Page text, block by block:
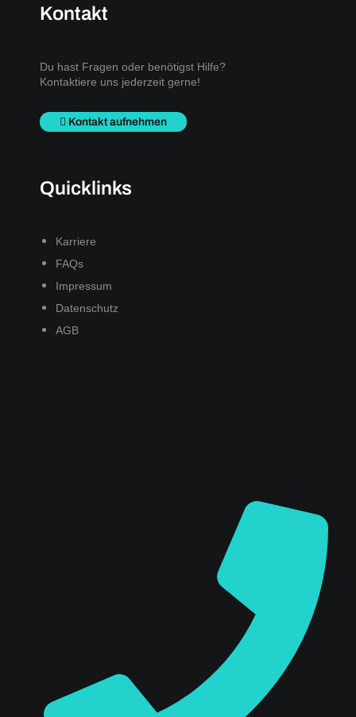
Kontakt
Du hast Fragen oder benötigst Hilfe?
Kontaktiere uns jederzeit gerne!
Kontakt aufnehmen
Quicklinks
Karriere
FAQs
Impressum
Datenschutz
AGB